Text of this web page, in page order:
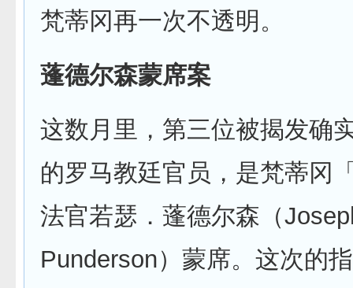
梵蒂冈再一次不透明。
蓬德尔森蒙席案
这数月里，第三位被揭发确
的罗马教廷官员，是梵蒂冈
法官若瑟．蓬德尔森（
Punderson）蒙席。这次的